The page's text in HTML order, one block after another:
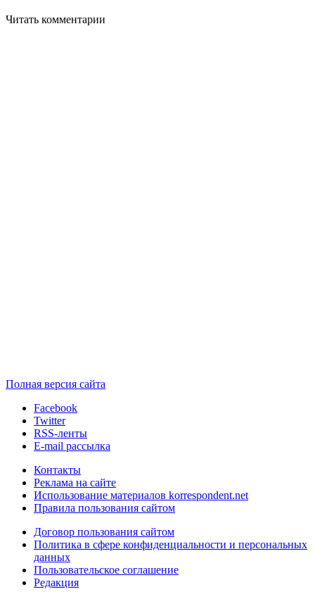
Читать комментарии
Полная версия сайта
Facebook
Twitter
RSS-ленты
E-mail рассылка
Контакты
Реклама на сайте
Использование материалов korrespondent.net
Правила пользования сайтом
Договор пользования сайтом
Политика в сфере конфиденциальности и персональных
данных
Пользовательское соглашение
Редакция